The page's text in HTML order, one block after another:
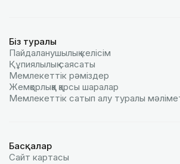
Біз туралы
Пайдаланушылық келiciм
Құпиялылық саясаты
Мемлекеттік рәміздер
Жемқорлыққа қарсы шаралар
Мемлекеттік сатып алу туралы
Басқалар
Сайт картасы